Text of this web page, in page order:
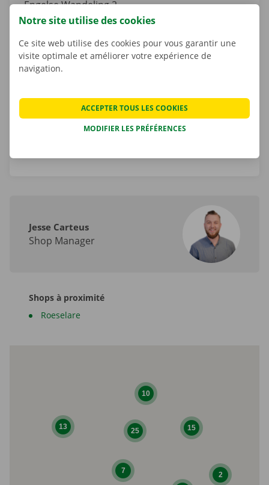
Engelse Wandeling 2
8500 Courtrai
Belgique
courtrai-bp@dockx.be
Jesse Carteus
Shop Manager
Shops à proximité
Roeselare
25 15
13
7
10
2
Notre site utilise des cookies
Ce site web utilise des cookies pour vous garantir une
visite optimale et améliorer votre expérience de
navigation.
MODIFIER LES PRÉFÉRENCES
ACCEPTER TOUS LES COOKIES